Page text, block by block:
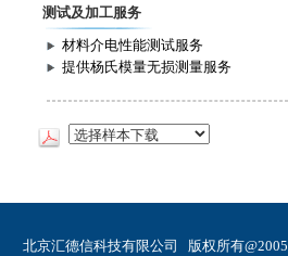
测试及加工服务
材料介电性能测试服务
提供杨氏模量无损测量服务
北京汇德信科技有限公司 版权所有@2005